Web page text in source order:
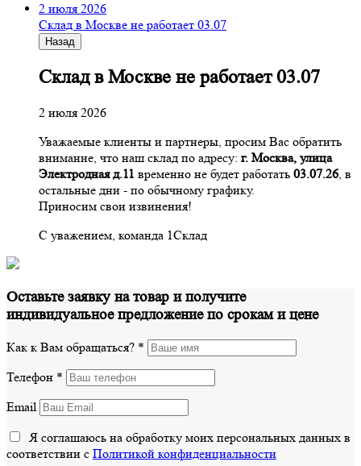
2 июля 2026
Склад в Москве не работает 03.07
Назад
Склад в Москве не работает 03.07
2 июля 2026
Уважаемые клиенты и партнеры, просим Вас обратить
внимание, что наш склад по адресу: г. Москва, улица
Электродная д.11 временно не будет работать 03.07.26, в
остальные дни - по обычному графику.
Приносим свои извинения!
С уважением, команда 1Склад
Оставьте заявку на товар и получите
индивидуальное предложение по срокам и цене
Как к Вам обращаться? *
Телефон *
Email
Я соглашаюсь на обработку моих персональных данных в
соответствии с Политикой конфиденциальности